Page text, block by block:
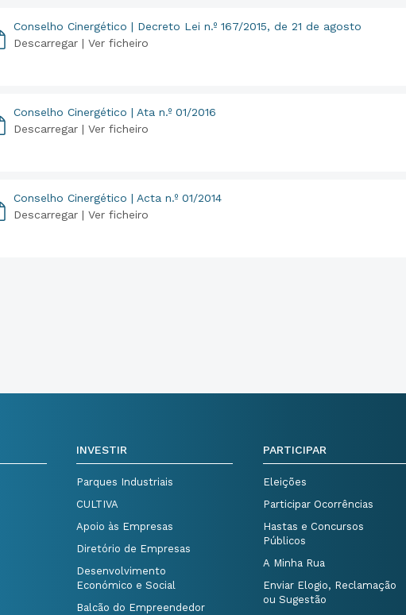
Conselho Cinergético | Decreto Lei n.º 167/2015, de 21 de agosto
Descarregar | Ver ficheiro
Conselho Cinergético | Ata n.º 01/2016
Descarregar | Ver ficheiro
Conselho Cinergético | Acta n.º 01/2014
Descarregar | Ver ficheiro
INVESTIR
Parques Industriais
CULTIVA
Apoio às Empresas
Diretório de Empresas
Desenvolvimento
Económico e Social
Balcão do Empreendedor
PARTICIPAR
Eleições
Participar Ocorrências
Hastas e Concursos
Públicos
A Minha Rua
Enviar Elogio, Reclamação
ou Sugestão